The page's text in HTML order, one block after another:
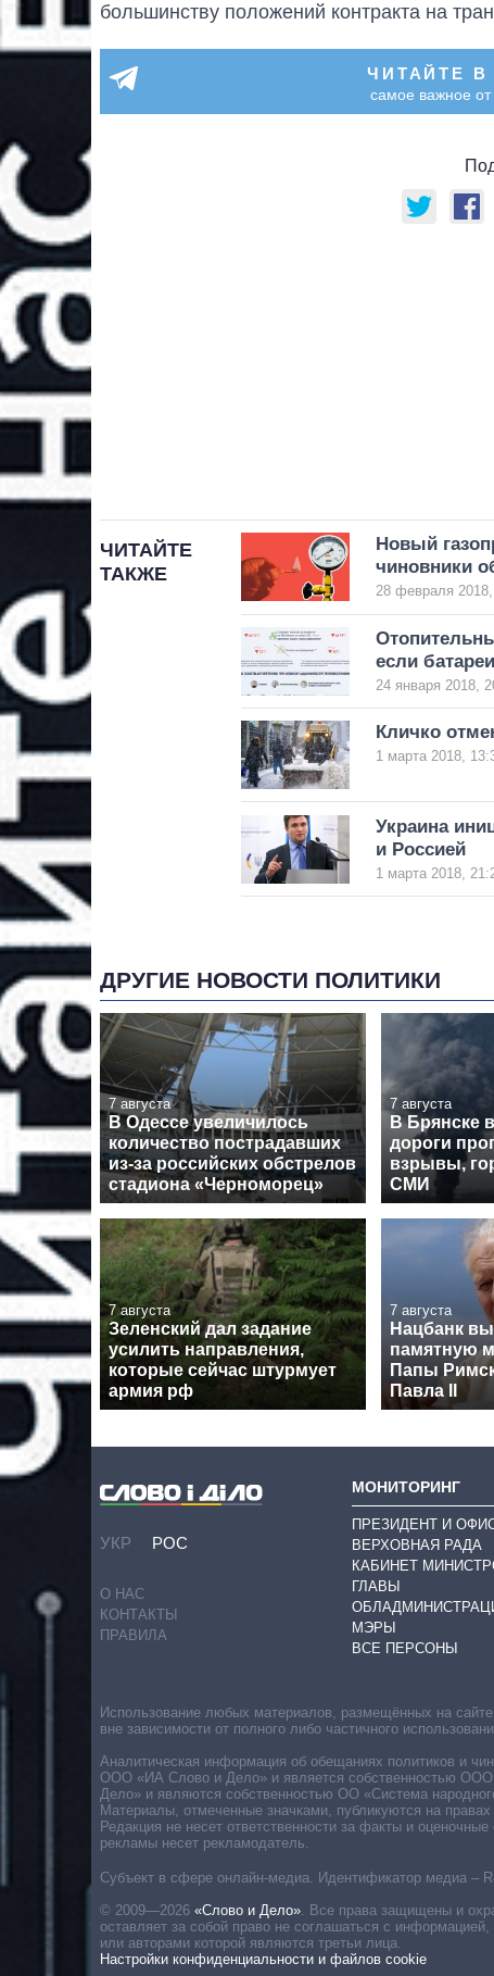
большинству положений контракта на
ЧИТАЙТЕ В
самое важное
ЧИТАЙТЕ
ТАКЖЕ
Новый
чиновники
28 февраля
если
24 января 2018,
Кличко
1 марта 2018,
Украина
и Россией
1 марта 2018,
ДРУГИЕ НОВОСТИ ПОЛИТИКИ
7 августа
В Одессе увеличилось
количество пострадавших
из-за российских обстрелов
стадиона «Черноморец»
7 августа
В Брянске
дороги
взрывы,
СМИ
7 августа
Зеленский дал задание
усилить направления,
которые сейчас штурмует
армия рф
7 августа
Нацбанк
памятную
Папы
Павла II
УКР РОС
О НАС
КОНТАКТЫ
ПРАВИЛА
МОНИТОРИНГ
ПРЕЗИДЕНТ И
ВЕРХОВНАЯ РАДА
КАБИНЕТ
ГЛАВЫ
МЭРЫ
ВСЕ ПЕРСОНЫ
Субъект в сфере онлайн-медиа. Идентификатор медиа –
© 2009—2026 «Слово и Дело». Все права защищены и
оставляет за собой право не соглашаться с
или авторами которой являются третьи лица.
Настройки конфиденциальности и файлов cookie
Использование любых материалов, размещённых на
вне зависимости от полного либо частичного
Аналитическая информация об обещаниях политиков и
ООО «ИА Слово и Дело» и является собственностью
Дело» и являются собственностью ОО «Система
Материалы, отмеченные значками, публикуются на
Редакция не несет ответственности за факты и
рекламы несет рекламодатель.